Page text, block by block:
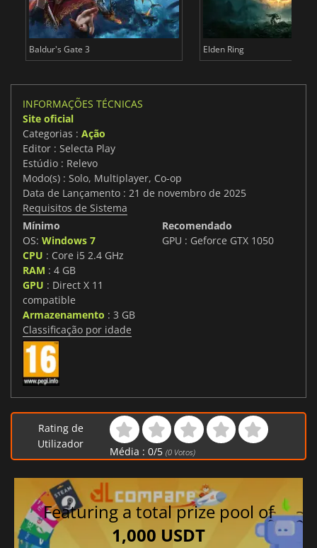
Baldur's Gate 3 Elden Ring
INFORMAÇÕES TÉCNICAS
Site oficial
Categorias : Ação
Editor : Selecta Play
Estúdio : Relevo
Modo(s) : Solo, Multiplayer, Co-op
Data de Lançamento : 21 de novembro de 2025
Requisitos de Sistema
Mínimo
OS: Windows 7
CPU : Core i5 2.4 GHz
RAM : 4 GB
GPU : Direct X 11
compatible
Armazenamento : 3 GB
Recomendado
GPU : Geforce GTX 1050
Classificação por idade
Rating de
Utilizador
Média : 0/5 (0Votos)
Featuring a total prize pool of
1,000 USDT